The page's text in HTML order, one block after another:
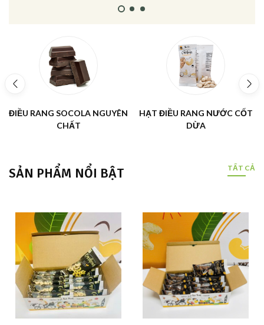
ĐIỀU RANG SOCOLA NGUYÊN
CHẤT
HẠT ĐIỀU RANG NƯỚC CỐT
DỪA
SẢN PHẨM NỔI BẬT TẤT CẢ